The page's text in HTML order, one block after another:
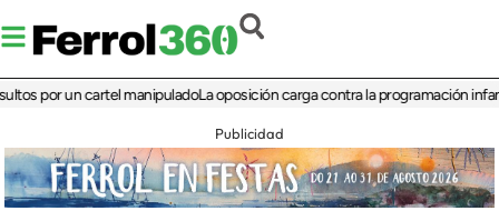
por un cartel manipuladoLa oposición carga contra la programación infantil
Publicidad